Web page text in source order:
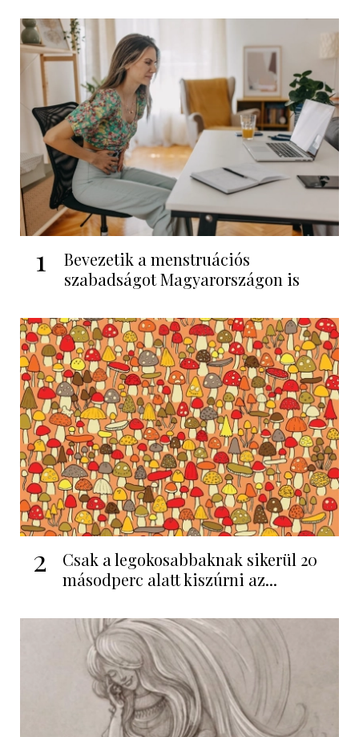
1
Bevezetik a menstruációs
szabadságot Magyarországon is
2
Csak a legokosabbaknak sikerül 20
másodperc alatt kiszúrni az...